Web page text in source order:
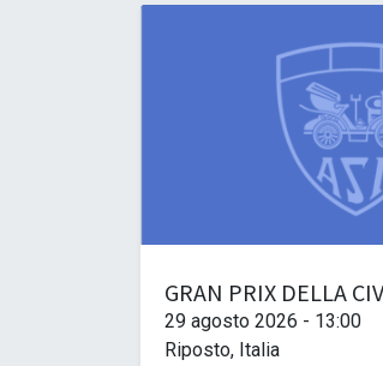
GRAN PRIX DELLA
29 agosto 2026 - 13:00
Riposto, Italia